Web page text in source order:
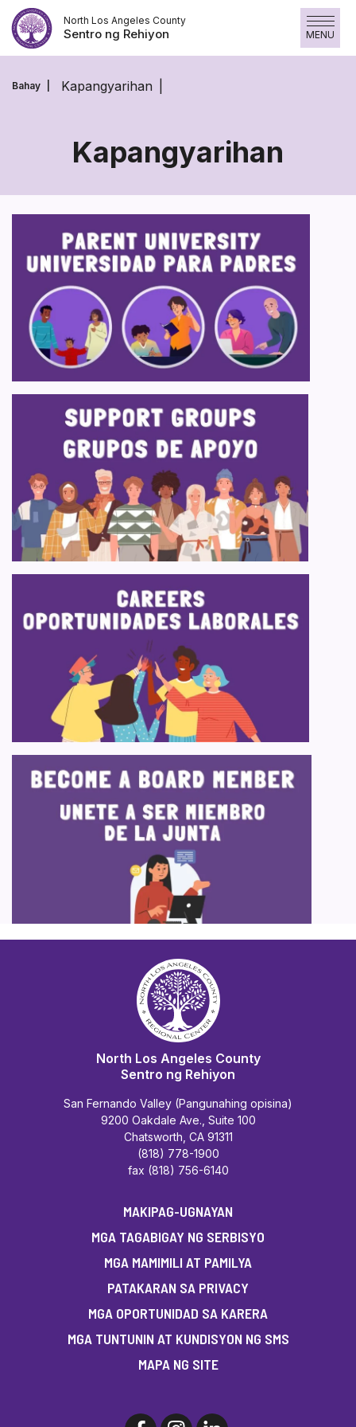
Laktawan
ang
nilalaman
North Los Angeles County
Sentro ng Rehiyon MENU
Bahay Kapangyarihan
Kapangyarihan
Kapangyarihan
North Los Angeles County
Sentro ng Rehiyon
San Fernando Valley (Pangunahing opisina)
9200 Oakdale Ave., Suite 100
Chatsworth, CA 91311
(818) 778-1900
fax (818) 756-6140
MAKIPAG-UGNAYAN
MGA TAGABIGAY NG SERBISYO
MGA MAMIMILI AT PAMILYA
PATAKARAN SA PRIVACY
MGA OPORTUNIDAD SA KARERA
MGA TUNTUNIN AT KUNDISYON NG SMS
MAPA NG SITE